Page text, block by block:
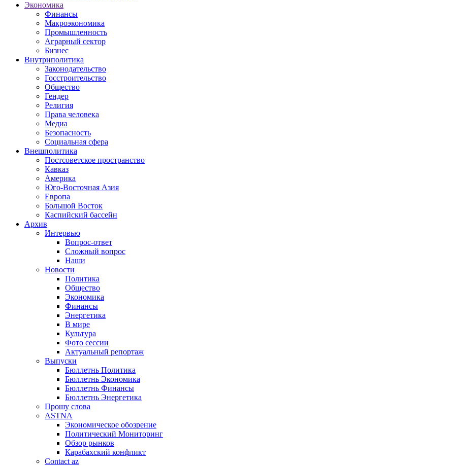
Экономика
Финансы
Макроэкономика
Промышленность
Аграрный сектор
Бизнес
Внутриполитика
Законодательство
Госстроительство
Общество
Гендер
Религия
Права человека
Медиа
Безопасность
Социальная сфера
Внешполитика
Постсоветское пространство
Кавказ
Америка
Юго-Восточная Азия
Европа
Большой Восток
Каспийский бассейн
Архив
Интервью
Вопрос-ответ
Сложный вопрос
Наши
Новости
Политика
Общество
Экономика
Финансы
Энергетика
В мире
Культура
Фото сессии
Актуальный репортаж
Выпуски
Бюллетнь Политика
Бюллетнь Экономика
Бюллетнь Финансы
Бюллетнь Энергетика
Прошу слова
ASTNA
Экономическое обозрение
Политический Мониторинг
Обзор рынков
Карабахский конфликт
Contact az